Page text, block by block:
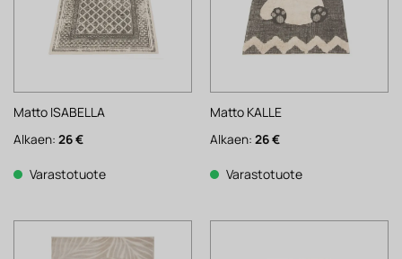
Matto ISABELLA
Alkaen: 26€
Varastotuote
Matto KALLE
Alkaen: 26€
Varastotuote